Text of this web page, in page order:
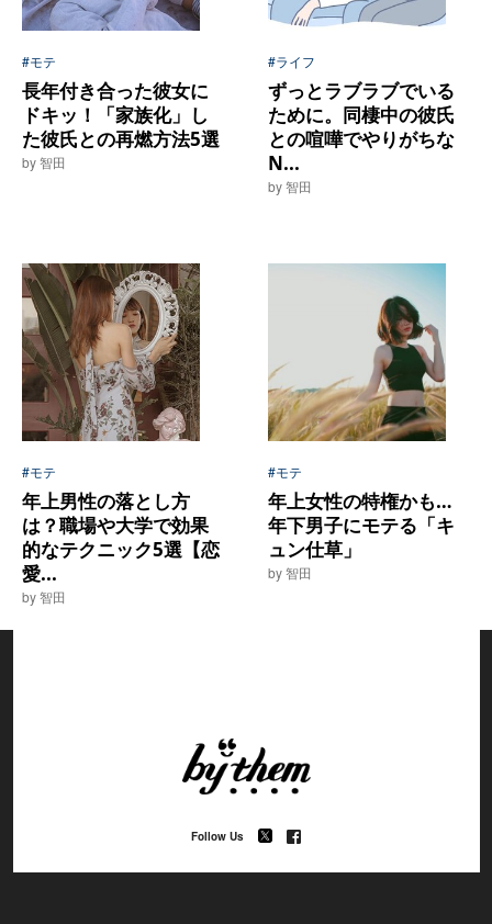
#モテ
長年付き合った彼女に
ドキッ！「家族化」し
た彼氏との再燃方法5選
by 智田
#ライフ
ずっとラブラブでいる
ために。同棲中の彼氏
との喧嘩でやりがちな
N...
by 智田
#モテ
年上男性の落とし方
は？職場や大学で効果
的なテクニック5選【恋
愛...
by 智田
#モテ
年上女性の特権かも…
年下男子にモテる「キ
ュン仕草」
by 智田
Follow Us